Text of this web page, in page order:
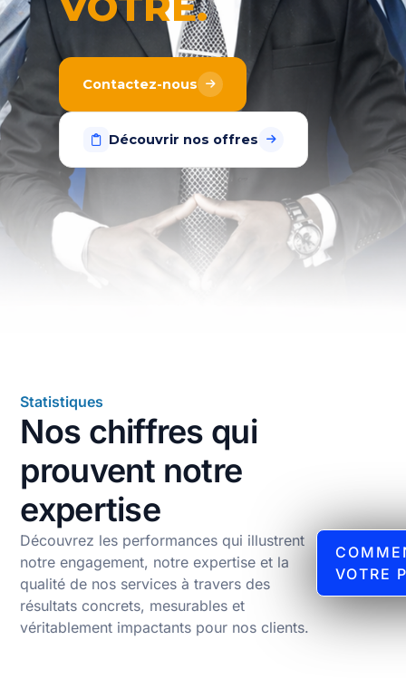
Contactez-nous
Découvrir nos offres
Statistiques
Nos chiffres qui
prouvent notre
expertise
Découvrez les performances qui illustrent
notre engagement, notre expertise et la
qualité de nos services à travers des
résultats concrets, mesurables et
véritablement impactants pour nos clients.
VOTRE